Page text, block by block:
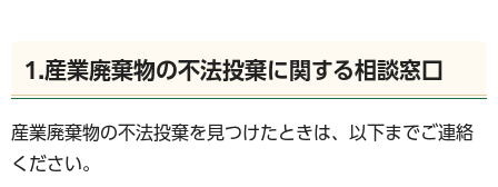
1.産業廃棄物の不法投棄に関する相談窓口
産業廃棄物の不法投棄を見つけたときは、以下までご連絡
ください。